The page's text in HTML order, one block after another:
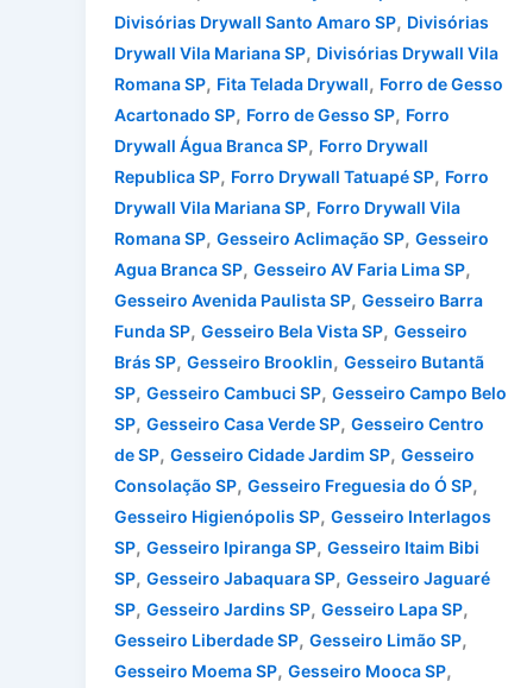
Divisórias Drywall Santo Amaro SP, Divisórias
Drywall Vila Mariana SP, Divisórias Drywall Vila
Romana SP, Fita Telada Drywall, Forro de Gesso
Acartonado SP, Forro de Gesso SP, Forro
Drywall Água Branca SP, Forro Drywall
Republica SP, Forro Drywall Tatuapé SP, Forro
Drywall Vila Mariana SP, Forro Drywall Vila
Romana SP, Gesseiro Aclimação SP, Gesseiro
Agua Branca SP, Gesseiro AV Faria Lima SP,
Gesseiro Avenida Paulista SP, Gesseiro Barra
Funda SP, Gesseiro Bela Vista SP, Gesseiro
Brás SP, Gesseiro Brooklin, Gesseiro Butantã
SP, Gesseiro Cambuci SP, Gesseiro Campo Belo
SP, Gesseiro Casa Verde SP, Gesseiro Centro
de SP, Gesseiro Cidade Jardim SP, Gesseiro
Consolação SP, Gesseiro Freguesia do Ó SP,
Gesseiro Higienópolis SP, Gesseiro Interlagos
SP, Gesseiro Ipiranga SP, Gesseiro Itaim Bibi
SP, Gesseiro Jabaquara SP, Gesseiro Jaguaré
SP, Gesseiro Jardins SP, Gesseiro Lapa SP,
Gesseiro Liberdade SP, Gesseiro Limão SP,
Gesseiro Moema SP, Gesseiro Mooca SP,